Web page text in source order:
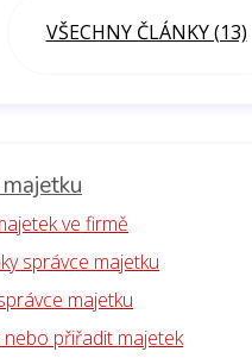
VŠECHNY ČLÁNKY (13)
ve firmě
správce majetku
majetku
nebo přiřadit majetek